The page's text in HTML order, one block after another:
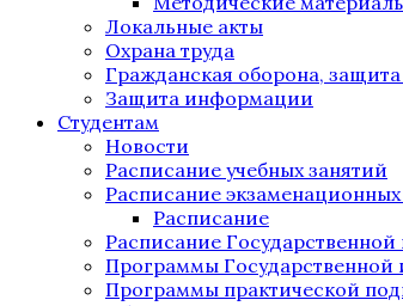
Локальные акты
Охрана труда
Гражданская оборона,
Защита информации
Студентам
Новости
Расписание учебных занятий
Расписание
Расписание
Расписание Государственной
Программы Государственной
Программы практической